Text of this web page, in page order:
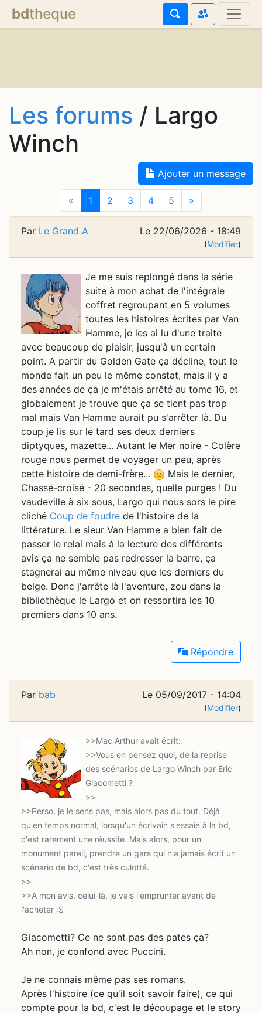
bdtheque
Les forums / Largo
Winch
Ajouter un message
« 1 2 3 4 5 »
Par Le Grand A Le 22/06/2026 - 18:49
(Modifier)
Je me suis replongé dans la série
suite à mon achat de l'intégrale
coffret regroupant en 5 volumes
toutes les histoires écrites par Van
Hamme, je les ai lu d'une traite
avec beaucoup de plaisir, jusqu'à un certain
point. A partir du Golden Gate ça décline, tout le
monde fait un peu le même constat, mais il y a
des années de ça je m'étais arrêté au tome 16, et
globalement je trouve que ça se tient pas trop
mal mais Van Hamme aurait pu s'arrêter là. Du
coup je lis sur le tard ses deux derniers
diptyques, mazette... Autant le Mer noire - Colère
rouge nous permet de voyager un peu, après
cette histoire de demi-frère...
Mais le dernier,
Chassé-croisé - 20 secondes, quelle purges ! Du
vaudeville à six sous, Largo qui nous sors le pire
cliché Coup de foudre de l'histoire de la
littérature. Le sieur Van Hamme a bien fait de
passer le relai mais à la lecture des différents
avis ça ne semble pas redresser la barre, ça
stagnerai au même niveau que les derniers du
belge. Donc j'arrête là l'aventure, zou dans la
bibliothèque le Largo et on ressortira les 10
premiers dans 10 ans.
Répondre
Par bab Le 05/09/2017 - 14:04
(Modifier)
>>Vous en pensez quoi, de la reprise
des scénarios de Largo Winch par Eric
>>Perso, je le sens pas, mais alors pas du tout. Déjà
qu'en temps normal, lorsqu'un écrivain s'essaie à la bd,
c'est rarement une réussite. Mais alors, pour un
monument pareil, prendre un gars qui n'a jamais écrit un
>>A mon avis, celui-là, je vais l'emprunter avant de
Giacometti? Ce ne sont pas des pates ça?
Ah non, je confond avec Puccini.
Je ne connais même pas ses romans.
Après l'histoire (ce qu'il soit savoir faire), ce qui
compte pour la bd, c'est le découpage et le story